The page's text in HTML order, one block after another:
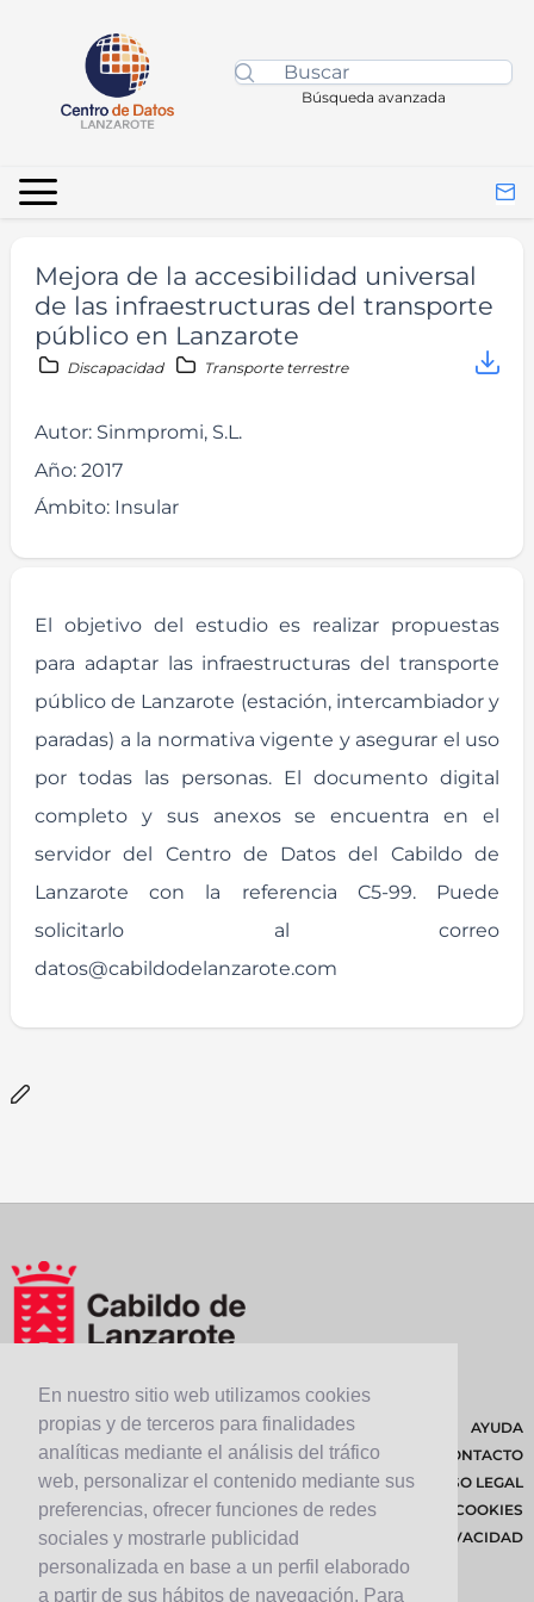
En nuestro sitio web utilizamos cookies
propias y de terceros para finalidades
analíticas mediante el análisis del tráfico
web, personalizar el contenido mediante sus
preferencias, ofrecer funciones de redes
sociales y mostrarle publicidad
personalizada en base a un perfil elaborado
a partir de sus hábitos de navegación. Para
Búsqueda avanzada
Mejora de la accesibilidad universal
de las infraestructuras del transporte
público en Lanzarote
Discapacidad Transporte terrestre
Autor: Sinmpromi, S.L.
Año: 2017
Ámbito: Insular
El objetivo del estudio es realizar propuestas
para adaptar las infraestructuras del transporte
público de Lanzarote (estación, intercambiador y
paradas) a la normativa vigente y asegurar el uso
por todas las personas. El documento digital
completo y sus anexos se encuentra en el
servidor del Centro de Datos del Cabildo de
Lanzarote con la referencia C5-99. Puede
solicitarlo al correo
datos@cabildodelanzarote.com
AYUDA
CONTACTO
AVISO LEGAL
POLÍTICA DE COOKIES
POLÍTICA DE PRIVACIDAD